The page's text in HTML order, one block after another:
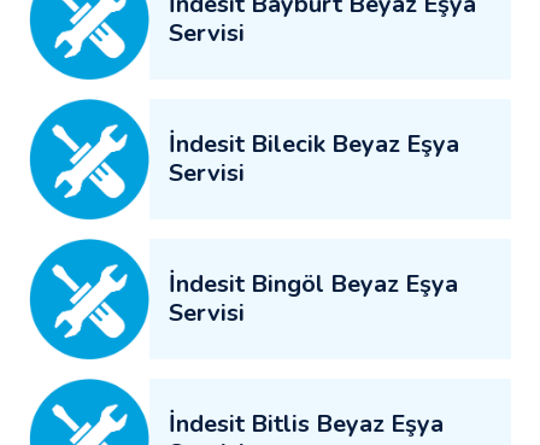
Servisi
İndesit Bilecik Beyaz Eşya
Servisi
İndesit Bingöl Beyaz Eşya
Servisi
İndesit Bitlis Beyaz Eşya